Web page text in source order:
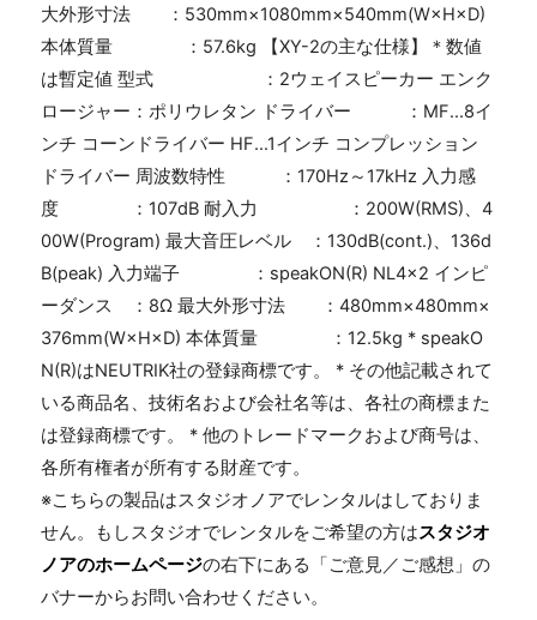
大外形寸法 ：530mm×1080mm×540mm(W×H×D)
本体質量 ：57.6kg 【XY-2の主な仕様】＊数値
は暫定値 型式 ：2ウェイスピーカー エンク
ロージャー：ポリウレタン ドライバー ：MF...8イ
ンチ コーンドライバー HF...1インチ コンプレッション
ドライバー 周波数特性 ：170Hz～17kHz 入力感
度 ：107dB 耐入力 ：200W(RMS)、4
00W(Program) 最大音圧レベル ：130dB(cont.)、136d
B(peak) 入力端子 ：speakON(R) NL4×2 インピ
ーダンス ：8Ω 最大外形寸法 ：480mm×480mm×
376mm(W×H×D) 本体質量 ：12.5kg * speakO
N(R)はNEUTRIK社の登録商標です。 * その他記載されて
いる商品名、技術名および会社名等は、各社の商標また
は登録商標です。 * 他のトレードマークおよび商号は、
各所有権者が所有する財産です。
※こちらの製品はスタジオノアでレンタルはしておりま
せん。もしスタジオでレンタルをご希望の方はスタジオ
ノアのホームページの右下にある「ご意見／ご感想」の
バナーからお問い合わせください。